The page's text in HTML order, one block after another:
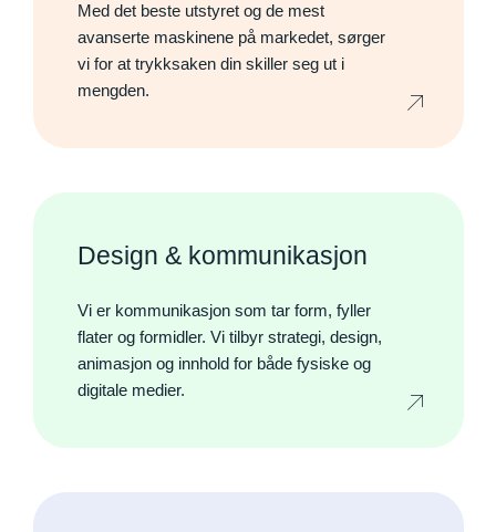
Med det beste utstyret og de mest
avanserte maskinene på markedet, sørger
vi for at trykksaken din skiller seg ut i
mengden.
Design & kommunikasjon
Vi er kommunikasjon som tar form, fyller
flater og formidler. Vi tilbyr strategi, design,
animasjon og innhold for både fysiske og
digitale medier.